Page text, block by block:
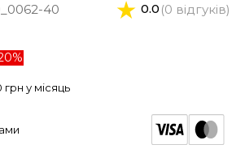
40 0.0 (0 відгуків)
грн у місяць